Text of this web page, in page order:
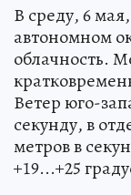
В среду, 6
автономном
облачность.
Ветер юго-
секунду, в
метров в
+19...+25